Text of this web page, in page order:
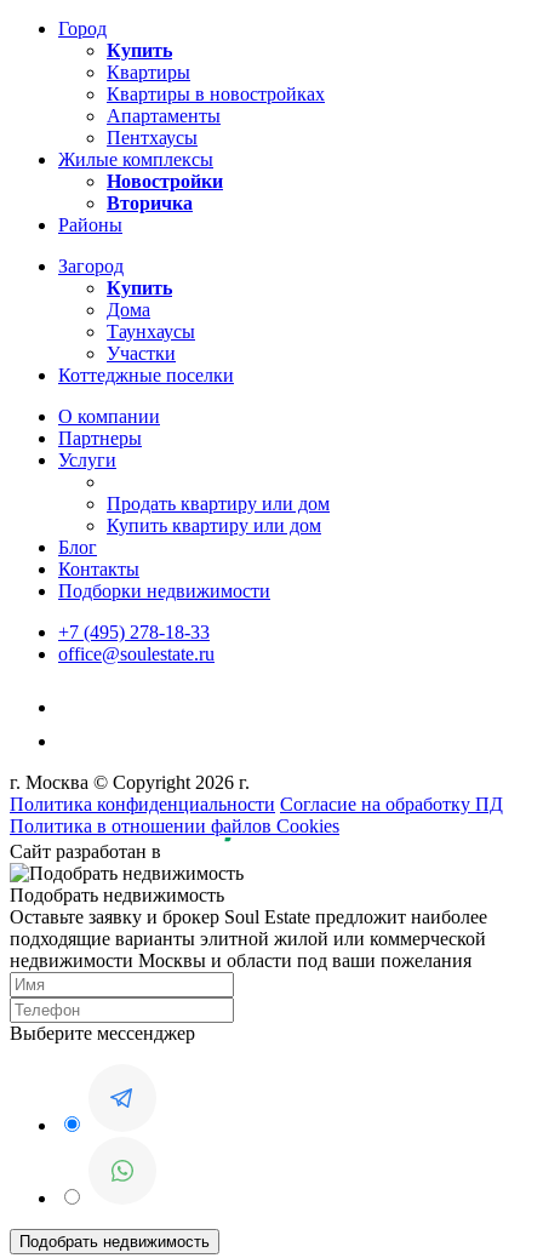
Город
Купить
Квартиры
Квартиры в новостройках
Апартаменты
Пентхаусы
Жилые комплексы
Новостройки
Вторичка
Районы
Загород
Купить
Дома
Таунхаусы
Участки
Коттеджные поселки
О компании
Партнеры
Услуги
Продать квартиру или дом
Купить квартиру или дом
Блог
Контакты
Подборки недвижимости
+7 (495) 278-18-33
office@soulestate.ru
г. Москва © Copyright 2026 г.
Политика конфиденциальности Согласие на обработку ПД
Политика в отношении файлов Cookies
Сайт разработан в
Подобрать недвижимость
Оставьте заявку и брокер Soul Estate предложит наиболее
подходящие варианты элитной жилой или коммерческой
недвижимости Москвы и области под ваши пожелания
Выберите мессенджер